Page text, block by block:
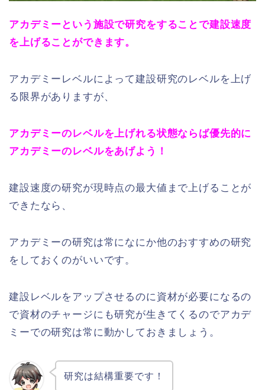
アカデミーという施設で研究をすることで建設速度
を上げることができます。
アカデミーレベルによって建設研究のレベルを上げ
る限界がありますが、
アカデミーのレベルを上げれる状態ならば優先的に
アカデミーのレベルをあげよう！
建設速度の研究が現時点の最大値まで上げることが
できたなら、
アカデミーの研究は常になにか他のおすすめの研究
をしておくのがいいです。
建設レベルをアップさせるのに資材が必要になるの
で資材のチャージにも研究が生きてくるのでアカデ
ミーでの研究は常に動かしておきましょう。
研究は結構重要です！